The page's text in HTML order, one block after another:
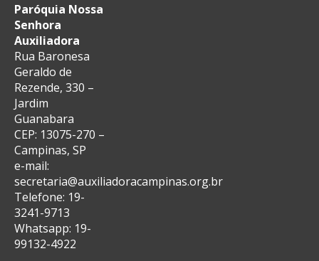
Paróquia Nossa
Senhora
Auxiliadora
Rua Baronesa
Geraldo de
Rezende, 330 –
Jardim
Guanabara
CEP: 13075-270 –
Campinas, SP
e-mail:
secretaria@auxiliadoracampinas.org.br
Telefone: 19-
3241-9713
Whatsapp: 19-
99132-4922